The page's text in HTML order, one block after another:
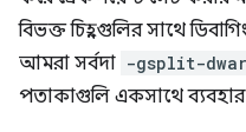
বিভক্ত চিহ্নগুলির সাথে
আমরা সর্বদা -gsplit-
পতাকাগুলি একসাথে